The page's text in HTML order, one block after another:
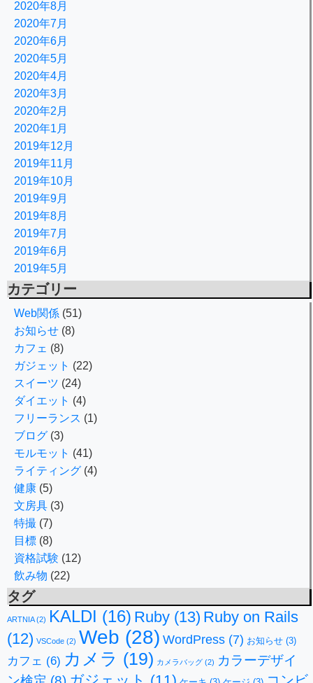
2020年8月
2020年7月
2020年6月
2020年5月
2020年4月
2020年3月
2020年2月
2020年1月
2019年12月
2019年11月
2019年10月
2019年9月
2019年8月
2019年7月
2019年6月
2019年5月
カテゴリー
Web関係 (51)
お知らせ (8)
カフェ (8)
ガジェット (22)
スイーツ (24)
ダイエット (4)
フリーランス (1)
ブログ (3)
モルモット (41)
ライティング (4)
健康 (5)
文房具 (3)
特撮 (7)
目標 (8)
資格試験 (12)
飲み物 (22)
タグ
ARTNIA(2) KALDI (16) Ruby (13) Ruby on Rails
(12) VSCode (2) Web (28) WordPress (7) お知らせ (3)
カフェ (6) カメラ (19) カメラバッグ (2) カラーデザイ